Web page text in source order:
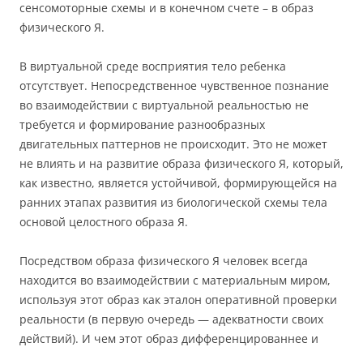
сенсомоторные схемы и в конечном счете – в образ
физического Я.
В виртуальной среде восприятия тело ребенка
отсутствует. Непосредственное чувственное познание
во взаимодействии с виртуальной реальностью не
требуется и формирование разнообразных
двигательных паттернов не происходит. Это не может
не влиять и на развитие образа физического Я, который,
как известно, является устойчивой, формирующейся на
ранних этапах развития из биологической схемы тела
основой целостного образа Я.
Посредством образа физического Я человек всегда
находится во взаимодействии с материальным миром,
используя этот образ как эталон оперативной проверки
реальности (в первую очередь — адекватности своих
действий). И чем этот образ дифференцированнее и